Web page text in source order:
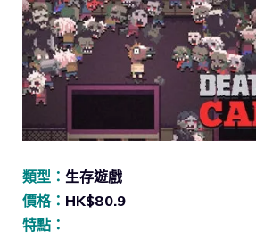
類型： 生存遊戲
價格： HK$80.9
特點：